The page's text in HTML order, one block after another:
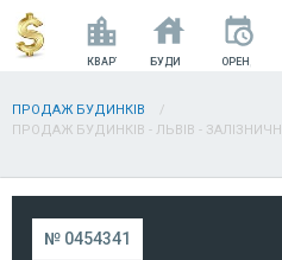
КВАРТИРИ БУДИНКИ ОРЕНДА
ПРОДАЖ БУДИНКІВ
ПРОДАЖ БУДИНКІВ - ЛЬВІВ -
№ 0454341